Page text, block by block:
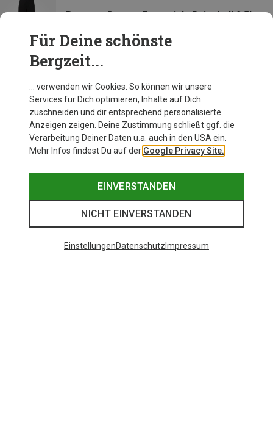
Bergans Damen Essentials Rainshell 2.5L
Zur Produktseite
Für Deine schönste
Bergzeit...
… verwenden wir Cookies. So können wir unsere
Services für Dich optimieren, Inhalte auf Dich
zuschneiden und dir entsprechend personalisierte
Anzeigen zeigen. Deine Zustimmung schließt ggf. die
Verarbeitung Deiner Daten u.a. auch in den USA ein.
Mehr Infos findest Du auf der Google Privacy Site.
EINVERSTANDEN
NICHT EINVERSTANDEN
EinstellungenDatenschutz Impressum